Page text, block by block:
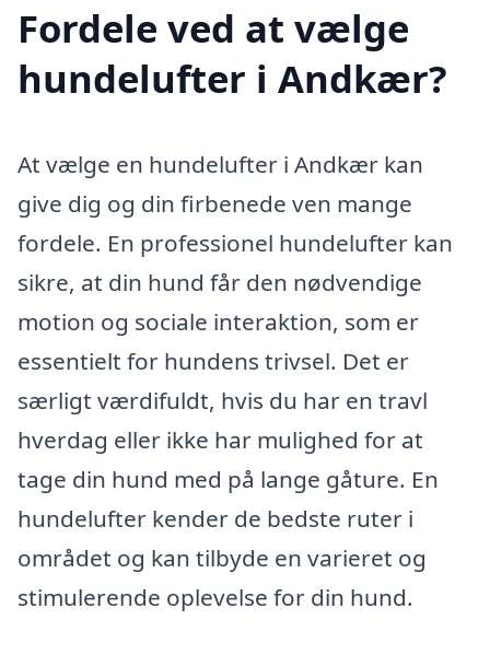
Fordele ved at vælge
hundelufter i Andkær?
At vælge en hundelufter i Andkær kan
give dig og din firbenede ven mange
fordele. En professionel hundelufter kan
sikre, at din hund får den nødvendige
motion og sociale interaktion, som er
essentielt for hundens trivsel. Det er
særligt værdifuldt, hvis du har en travl
hverdag eller ikke har mulighed for at
tage din hund med på lange gåture. En
hundelufter kender de bedste ruter i
området og kan tilbyde en varieret og
stimulerende oplevelse for din hund.